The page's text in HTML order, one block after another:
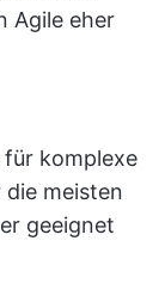
Agile eher
für komplexe
meisten
geeignet